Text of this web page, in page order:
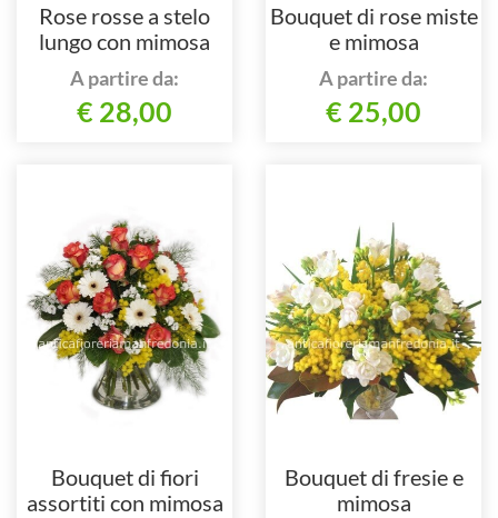
Rose rosse a stelo
lungo con mimosa
A partire da:
€ 28,00
Bouquet di rose miste
e mimosa
A partire da:
€ 25,00
Bouquet di fiori
assortiti con mimosa
Bouquet di fresie e
mimosa